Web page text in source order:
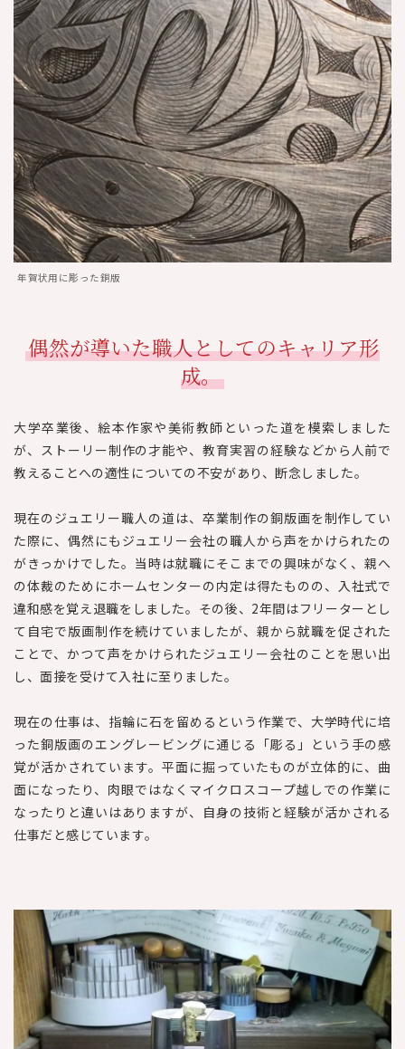
年賀状用に彫った銅版
偶然が導いた職人としてのキャリア形
成。
大学卒業後、絵本作家や美術教師といった道を模索しました
が、ストーリー制作の才能や、教育実習の経験などから人前で
教えることへの適性についての不安があり、断念しました。
現在のジュエリー職人の道は、卒業制作の銅版画を制作してい
た際に、偶然にもジュエリー会社の職人から声をかけられたの
がきっかけでした。当時は就職にそこまでの興味がなく、親へ
の体裁のためにホームセンターの内定は得たものの、入社式で
違和感を覚え退職をしました。その後、2年間はフリーターとし
て自宅で版画制作を続けていましたが、親から就職を促された
ことで、かつて声をかけられたジュエリー会社のことを思い出
し、面接を受けて入社に至りました。
現在の仕事は、指輪に石を留めるという作業で、大学時代に培
った銅版画のエングレービングに通じる「彫る」という手の感
覚が活かされています。平面に掘っていたものが立体的に、曲
面になったり、肉眼ではなくマイクロスコープ越しでの作業に
なったりと違いはありますが、自身の技術と経験が活かされる
仕事だと感じています。